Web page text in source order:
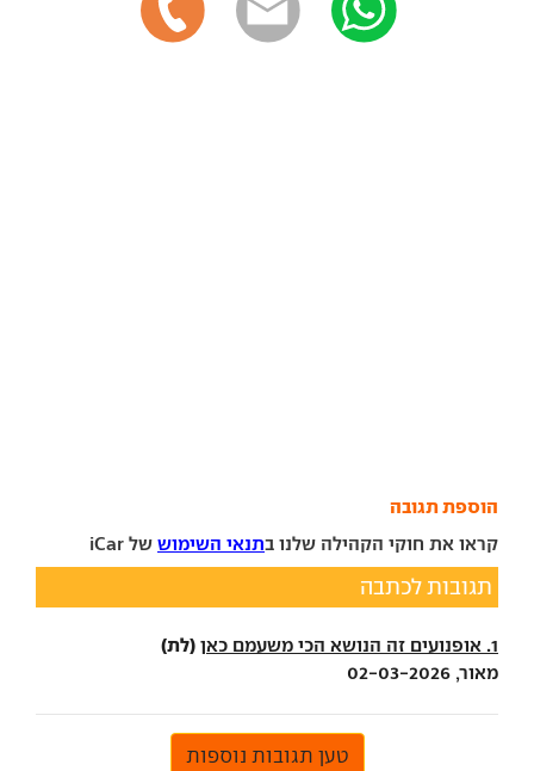
הוספת תגובה
קראו את חוקי הקהילה שלנו בתנאי השימוש של iCar
תגובות לכתבה
1. אופנועים זה הנושא הכי משעמם כאן (לת)
מאור, 02-03-2026
טען תגובות נוספות